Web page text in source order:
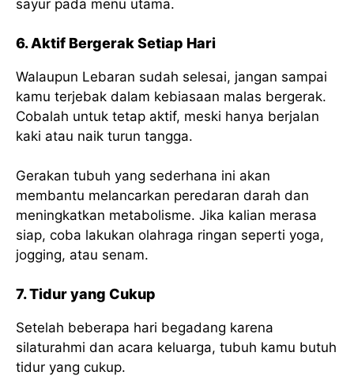
sayur pada menu utama.
6. Aktif Bergerak Setiap Hari
Walaupun Lebaran sudah selesai, jangan sampai
kamu terjebak dalam kebiasaan malas bergerak.
Cobalah untuk tetap aktif, meski hanya berjalan
kaki atau naik turun tangga.
Gerakan tubuh yang sederhana ini akan
membantu melancarkan peredaran darah dan
meningkatkan metabolisme. Jika kalian merasa
siap, coba lakukan olahraga ringan seperti yoga,
jogging, atau senam.
7. Tidur yang Cukup
Setelah beberapa hari begadang karena
silaturahmi dan acara keluarga, tubuh kamu butuh
tidur yang cukup.